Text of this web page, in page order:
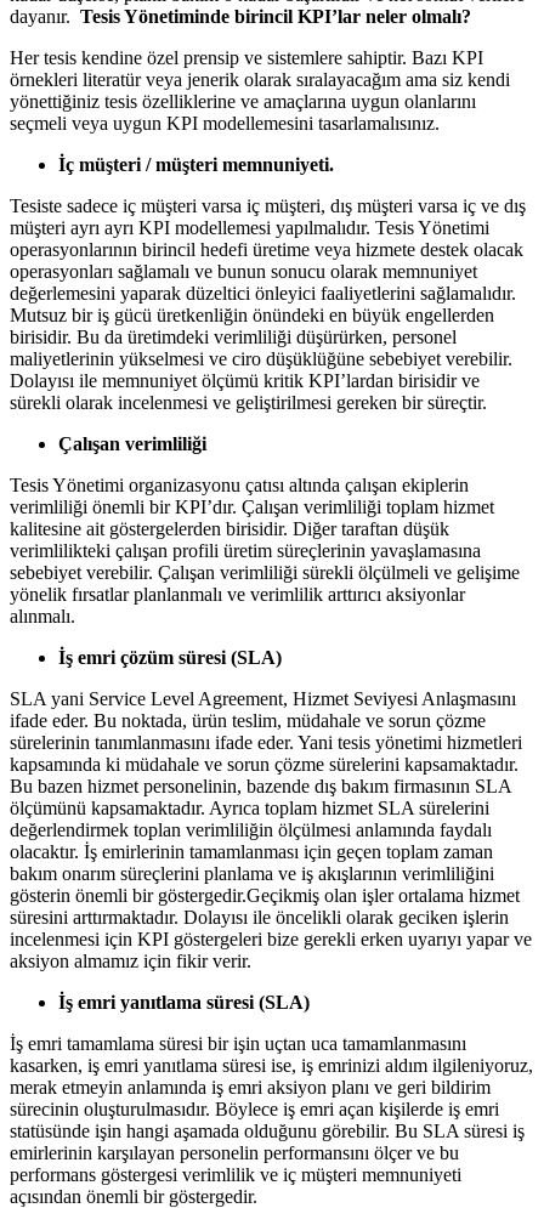
dayanır. Tesis Yönetiminde birincil KPI’lar neler olmalı?
Her tesis kendine özel prensip ve sistemlere sahiptir. Bazı KPI
örnekleri literatür veya jenerik olarak sıralayacağım ama siz kendi
yönettiğiniz tesis özelliklerine ve amaçlarına uygun olanlarını
seçmeli veya uygun KPI modellemesini tasarlamalısınız.
İç müşteri / müşteri memnuniyeti.
Tesiste sadece iç müşteri varsa iç müşteri, dış müşteri varsa iç ve dış
müşteri ayrı ayrı KPI modellemesi yapılmalıdır. Tesis Yönetimi
operasyonlarının birincil hedefi üretime veya hizmete destek olacak
operasyonları sağlamalı ve bunun sonucu olarak memnuniyet
değerlemesini yaparak düzeltici önleyici faaliyetlerini sağlamalıdır.
Mutsuz bir iş gücü üretkenliğin önündeki en büyük engellerden
birisidir. Bu da üretimdeki verimliliği düşürürken, personel
maliyetlerinin yükselmesi ve ciro düşüklüğüne sebebiyet verebilir.
Dolayısı ile memnuniyet ölçümü kritik KPI’lardan birisidir ve
sürekli olarak incelenmesi ve geliştirilmesi gereken bir süreçtir.
Çalışan verimliliği
Tesis Yönetimi organizasyonu çatısı altında çalışan ekiplerin
verimliliği önemli bir KPI’dır. Çalışan verimliliği toplam hizmet
kalitesine ait göstergelerden birisidir. Diğer taraftan düşük
verimlilikteki çalışan profili üretim süreçlerinin yavaşlamasına
sebebiyet verebilir. Çalışan verimliliği sürekli ölçülmeli ve gelişime
yönelik fırsatlar planlanmalı ve verimlilik arttırıcı aksiyonlar
alınmalı.
İş emri çözüm süresi (SLA)
SLA yani Service Level Agreement, Hizmet Seviyesi Anlaşmasını
ifade eder. Bu noktada, ürün teslim, müdahale ve sorun çözme
sürelerinin tanımlanmasını ifade eder. Yani tesis yönetimi hizmetleri
kapsamında ki müdahale ve sorun çözme sürelerini kapsamaktadır.
Bu bazen hizmet personelinin, bazende dış bakım firmasının SLA
ölçümünü kapsamaktadır. Ayrıca toplam hizmet SLA sürelerini
değerlendirmek toplan verimliliğin ölçülmesi anlamında faydalı
olacaktır. İş emirlerinin tamamlanması için geçen toplam zaman
bakım onarım süreçlerini planlama ve iş akışlarının verimliliğini
gösterin önemli bir göstergedir.Geçikmiş olan işler ortalama hizmet
süresini arttırmaktadır. Dolayısı ile öncelikli olarak geciken işlerin
incelenmesi için KPI göstergeleri bize gerekli erken uyarıyı yapar ve
aksiyon almamız için fikir verir.
İş emri yanıtlama süresi (SLA)
İş emri tamamlama süresi bir işin uçtan uca tamamlanmasını
kasarken, iş emri yanıtlama süresi ise, iş emrinizi aldım ilgileniyoruz,
merak etmeyin anlamında iş emri aksiyon planı ve geri bildirim
sürecinin oluşturulmasıdır. Böylece iş emri açan kişilerde iş emri
statüsünde işin hangi aşamada olduğunu görebilir. Bu SLA süresi iş
emirlerinin karşılayan personelin performansını ölçer ve bu
performans göstergesi verimlilik ve iç müşteri memnuniyeti
açısından önemli bir göstergedir.